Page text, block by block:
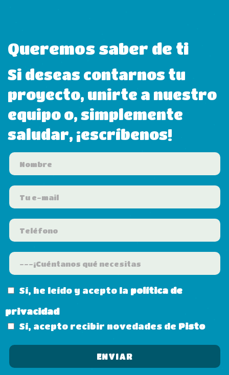
Queremos saber de ti
Si deseas contarnos tu
proyecto, unirte a nuestro
equipo o, simplemente
saludar, ¡escríbenos!
Sí, he leído y acepto la política de
privacidad
Sí, acepto recibir novedades de Pisto